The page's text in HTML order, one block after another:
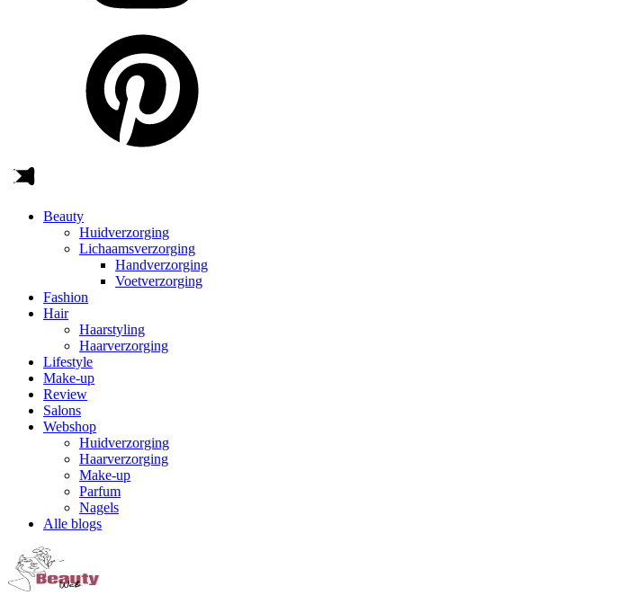
Beauty
Huidverzorging
Lichaamsverzorging
Handverzorging
Voetverzorging
Fashion
Hair
Haarstyling
Haarverzorging
Lifestyle
Make-up
Review
Salons
Webshop
Huidverzorging
Haarverzorging
Make-up
Parfum
Nagels
Alle blogs